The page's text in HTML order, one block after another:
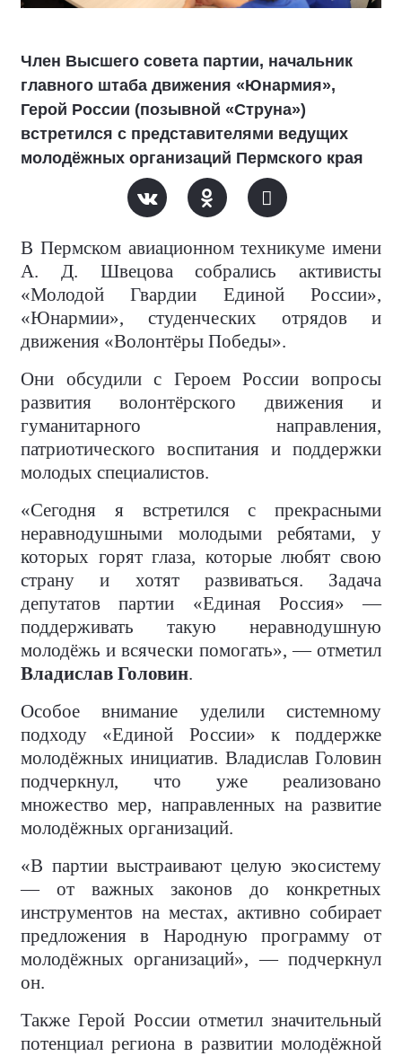
Член Высшего совета партии, начальник
главного штаба движения «Юнармия»,
Герой России (позывной «Струна»)
встретился с представителями ведущих
молодёжных организаций Пермского края
В Пермском авиационном техникуме имени
А. Д. Швецова собрались активисты
«Молодой Гвардии Единой России»,
«Юнармии», студенческих отрядов и
движения «Волонтёры Победы».
Они обсудили с Героем России вопросы
развития волонтёрского движения и
гуманитарного направления,
патриотического воспитания и поддержки
молодых специалистов.
«Сегодня я встретился с прекрасными
неравнодушными молодыми ребятами, у
которых горят глаза, которые любят свою
страну и хотят развиваться. Задача
депутатов партии «Единая Россия» —
поддерживать такую неравнодушную
молодёжь и всячески помогать», — отметил
Владислав Головин.
Особое внимание уделили системному
подходу «Единой России» к поддержке
молодёжных инициатив. Владислав Головин
подчеркнул, что уже реализовано
множество мер, направленных на развитие
молодёжных организаций.
«В партии выстраивают целую экосистему
— от важных законов до конкретных
инструментов на местах, активно собирает
предложения в Народную программу от
молодёжных организаций», — подчеркнул
он.
Также Герой России отметил значительный
потенциал региона в развитии молодёжной